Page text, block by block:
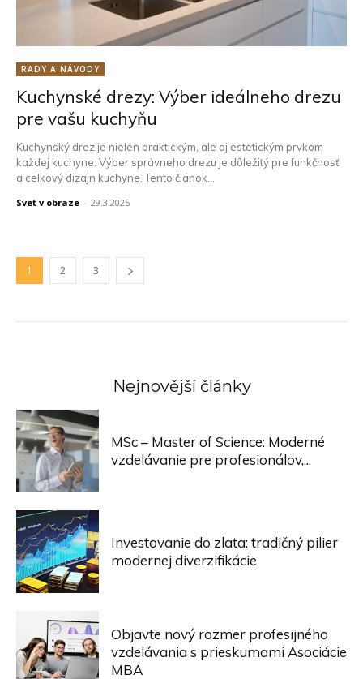
RADY A NÁVODY
Kuchynské drezy: Výber ideálneho drezu
pre vašu kuchyňu
Kuchynský drez je nielen praktickým, ale aj estetickým prvkom
každej kuchyne. Výber správneho drezu je dôležitý pre funkčnosť
a celkový dizajn kuchyne. Tento článok...
Svet v obraze - 29.3.2025
1 2 3
Nejnovější články
MSc – Master of Science: Moderné
vzdelávanie pre profesionálov,...
Investovanie do zlata: tradičný pilier
modernej diverzifikácie
Objavte nový rozmer profesijného
vzdelávania s prieskumami Asociácie
MBA